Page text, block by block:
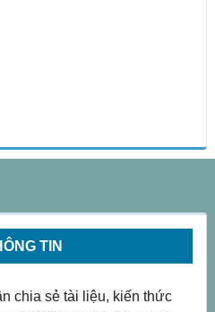
TIN
chia sẻ tài liệu, kiến thức